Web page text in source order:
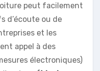
peut facilement
d’écoute ou de
et les
appel à des
électroniques)